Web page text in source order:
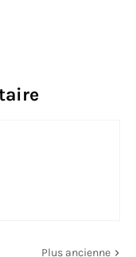
Plus ancienne